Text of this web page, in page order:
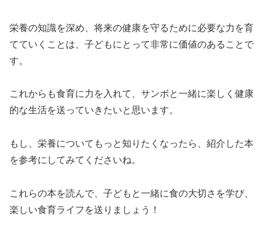
栄養の知識を深め、将来の健康を守るために必要な力を育
てていくことは、子どもにとって非常に価値のあることで
す。
これからも食育に力を入れて、サンボと一緒に楽しく健康
的な生活を送っていきたいと思います。
もし、栄養についてもっと知りたくなったら、紹介した本
を参考にしてみてくださいね。
これらの本を読んで、子どもと一緒に食の大切さを学び、
楽しい食育ライフを送りましょう！